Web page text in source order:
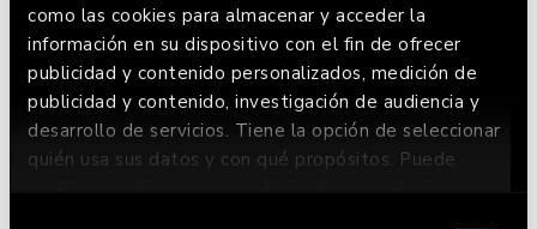
como las cookies para almacenar y acceder la
información en su dispositivo con el fin de ofrecer
publicidad y contenido personalizados, medición de
publicidad y contenido, investigación de audiencia y
desarrollo de servicios. Tiene la opción de seleccionar
quién usa sus datos y con qué propósitos. Puede
cambiar o retirar su consentimiento en cualquier
TEQUE VINCI